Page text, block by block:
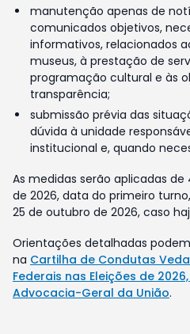
manutenção apenas de
comunicados objetivos,
informativos, relacionados
museus, à prestação de
programação cultural e às
transparência;
submissão prévia das
dúvida à unidade
institucional e, quando
As medidas serão aplicadas
de 2026, data do primeiro
25 de outubro de 2026, caso
Orientações detalhadas
na Cartilha de Condutas
Federais nas Eleições de
Advocacia-Geral da União.